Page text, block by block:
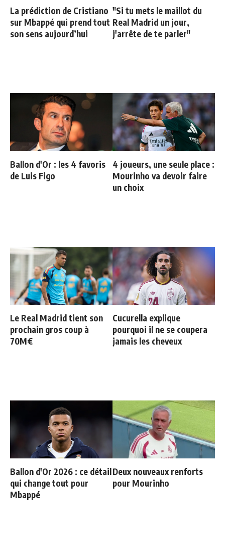
La prédiction de Cristiano
sur Mbappé qui prend tout
son sens aujourd’hui
"Si tu mets le maillot du
Real Madrid un jour,
j'arrête de te parler"
Ballon d'Or : les 4 favoris
de Luis Figo
4 joueurs, une seule place :
Mourinho va devoir faire
un choix
Le Real Madrid tient son
prochain gros coup à
70M€
Cucurella explique
pourquoi il ne se coupera
jamais les cheveux
Ballon d'Or 2026 : ce détail
qui change tout pour
Mbappé
Deux nouveaux renforts
pour Mourinho